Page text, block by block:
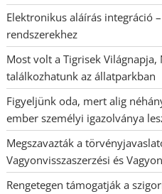
Elektronikus aláírás integráció
rendszerekhez
Most volt a Tigrisek
találkozhatunk az állatparkban
Figyeljünk oda, mert alig
ember személyi igazolványa
Megszavazták a
Vagyonvisszaszerzési és
Rengetegen támogatják a